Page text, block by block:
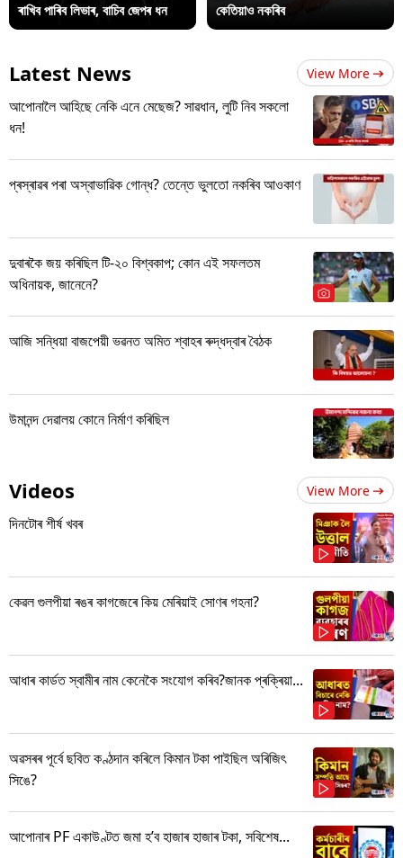
ৰাখিব পাৰিব লিভাৰ, বাচিব জেপৰ ধন
কেতিয়াও নকৰিব
Latest News View More
আপোনালৈ আহিছে নেকি এনে মেছেজ? সাৱধান, লুটি নিব সকলো
ধন!
প্ৰস্ৰাৱৰ পৰা অস্বাভাৱিক গোন্ধ? তেন্তে ভুলতো নকৰিব আওকাণ
দুবাৰকৈ জয় কৰিছিল টি-২০ বিশ্বকাপ; কোন এই সফলতম
অধিনায়ক, জানেনে?
আজি সন্ধিয়া বাজপেয়ী ভৱনত অমিত শ্বাহৰ ৰুদ্ধদ্বাৰ বৈঠক
উমানন্দ দেৱালয় কোনে নিৰ্মাণ কৰিছিল
Videos View More
দিনটোৰ শীৰ্ষ খবৰ
কেৱল গুলপীয়া ৰঙৰ কাগজেৰে কিয় মেৰিয়াই সোণৰ গহনা?
আধাৰ কাৰ্ডত স্বামীৰ নাম কেনেকৈ সংযোগ কৰিব?জানক প্ৰক্ৰিয়া...
অৱসৰৰ পূৰ্বে ছবিত কণ্ঠদান কৰিলে কিমান টকা পাইছিল অৰিজিৎ
সিঙে?
আপোনাৰ PF একাউণ্টত জমা হ’ব হাজাৰ হাজাৰ টকা, সবিশেষ...